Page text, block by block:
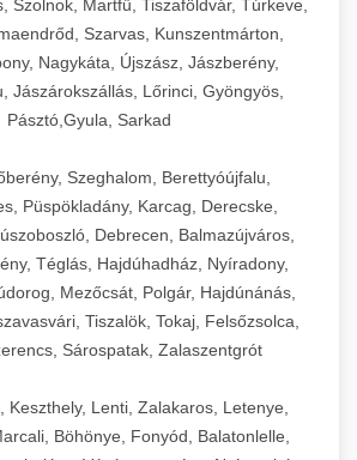
Szolnok, Martfű, Tiszaföldvár, Túrkeve,
Szarvas, Kunszentmárton,
Nagykáta, Újszász, Jászberény,
Jászárokszállás, Lőrinci, Gyöngyös,
Pásztó,Gyula, Sarkad
Szeghalom, Berettyóújfalu,
Püspökladány, Karcag, Derecske,
Debrecen, Balmazújváros,
Téglás, Hajdúhadház, Nyíradony,
Mezőcsát, Polgár, Hajdúnánás,
Tiszalök, Tokaj, Felsőzsolca,
Sárospatak, Zalaszentgrót
Keszthely, Lenti, Zalakaros, Letenye,
Böhönye, Fonyód, Balatonlelle,